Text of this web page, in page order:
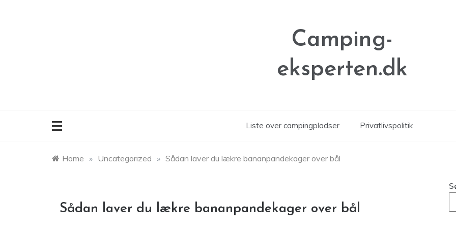
Camping-
eksperten.dk
Liste over campingpladser Privatlivspolitik
Home » Uncategorized » Sådan laver du lækre bananpandekager over bål
Sådan laver du lækre bananpandekager over bål